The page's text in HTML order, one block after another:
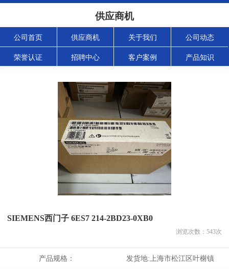
供应商机
公司首页 供应商机 关于我们 公司动态
荣誉认证 招聘中心 客户案例 产品知识
SIEMENS西门子 6ES7 214-2BD23-0XB0
浏览次数： 543次
产品规格： 发货地: 上海市松江区叶榭镇